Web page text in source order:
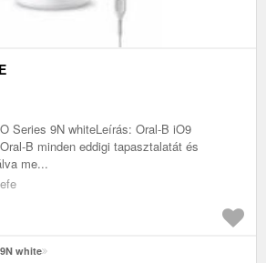
Series 9N whiteLeírás: Oral-B iO9
B minden eddigi tapasztalatát és
me...
white